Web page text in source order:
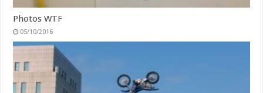
Photos WTF
05/10/2016